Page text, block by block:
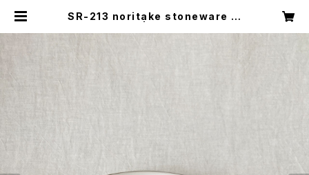
SR-213 noritake stoneware プ